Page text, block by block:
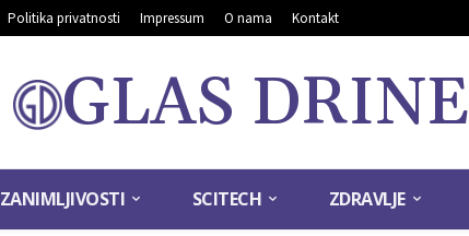
Politika privatnosti Impressum O nama Kontakt
GLAS DRINE
ZANIMLJIVOSTI SCITECH ZDRAVLJE